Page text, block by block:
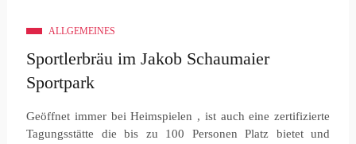
ALLGEMEINES
Sportlerbräu im Jakob Schaumaier
Sportpark
Geöffnet immer bei Heimspielen , ist auch eine zertifizierte
Tagungsstätte die bis zu 100 Personen Platz bietet und